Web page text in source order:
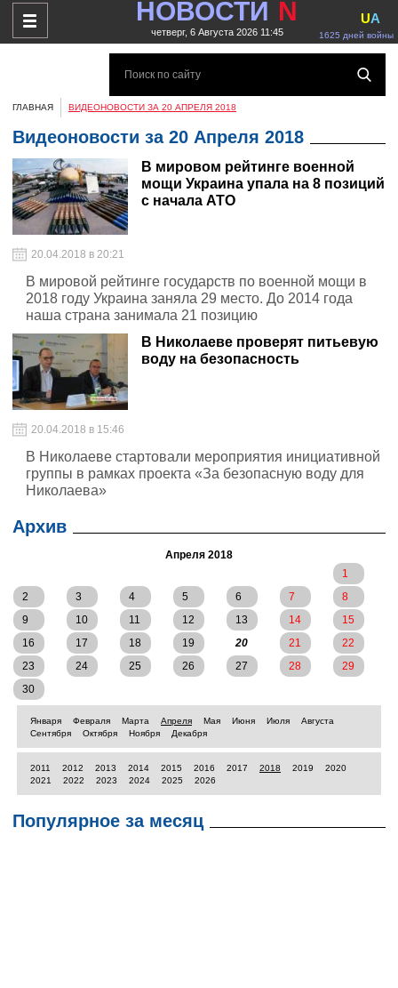
НОВОСТИ N
четверг, 6 Августа 2026 11:45 1625 дней войны
UA
ГЛАВНАЯ ВИДЕОНОВОСТИ ЗА 20 АПРЕЛЯ 2018
Видеоновости за 20 Апреля 2018
В мировом рейтинге военной
мощи Украина упала на 8 позиций
с начала АТО
20.04.2018 в 20:21
В мировой рейтинге государств по военной мощи в
2018 году Украина заняла 29 место. До 2014 года
наша страна занимала 21 позицию
В Николаеве проверят питьевую
воду на безопасность
20.04.2018 в 15:46
В Николаеве стартовали мероприятия инициативной
группы в рамках проекта «За безопасную воду для
Николаева»
Архив
Апреля 2018
1
2
3 4 5 6 7
8
9
10 11 12 13 14
15
16
17 18 19 20 21
22
23
24 25 26 27 28
29
30
Января Февраля Марта Апреля Мая Июня Июля
Августа
Сентября
Октября Ноября Декабря
2011 2012 2013 2014 2015 2016 2017 2018 2019
2020
2021
2022 2023 2024 2025 2026
Популярное за месяц